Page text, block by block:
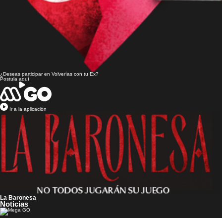
¿Deseas participar en Volverías con tu Ex?
Postula aquí
Ir a la aplicación
La Baronesa
Noticias